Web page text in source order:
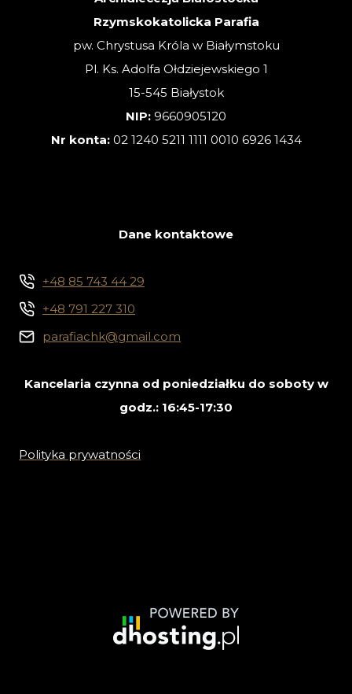
Rzymskokatolicka Parafia
pw. Chrystusa Króla w Białymstoku
Pl. Ks. Adolfa Ołdziejewskiego 1
15-545 Białystok
NIP: 9660905120
Nr konta: 02 1240 5211 1111 0010 6926 1434
Dane kontaktowe
+48 85 743 44 29
+48 791 227 310
parafiachk@gmail.com
Kancelaria czynna od poniedziałku do soboty w
godz.: 16:45-17:30
Polityka prywatności